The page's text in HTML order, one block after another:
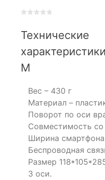
out
of
based
customer
Технические
M
Вес – 430 г
Материал –
Поворот по оси
Совместимость
Ширина
Беспроводная
Размер
3 оси.